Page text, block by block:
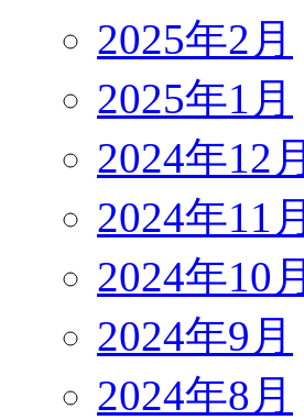
2025年2月
2025年1月
2024年12月
2024年11月
2024年10月
2024年9月
2024年8月